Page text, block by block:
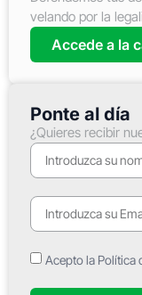
velando por la
Accede a la
Ponte al día
¿Quieres recibir
Acepto la Política